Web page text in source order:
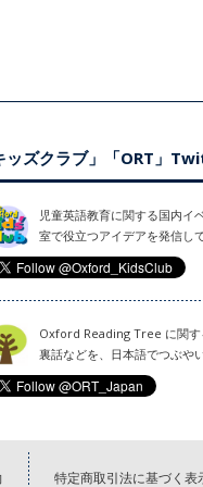
ッズクラブ」「ORT」
児童英語教育に関する国内イ
室で役立つアイデアを発信し
Oxford Reading Tree に関す
裏話などを、日本語でつぶや
特定商取引法に基づく表